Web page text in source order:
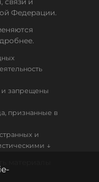
Федерации.
и запрещены
признанные в
и
↓